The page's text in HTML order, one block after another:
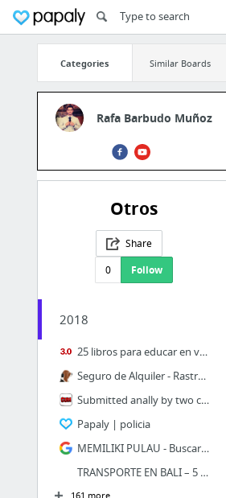
Categories Similar Boards
Rafa Barbudo Muñoz
Otros
Share
0
Follow
2018
25 libros para educar en valores | EDUCACIÓN 3.0
Seguro de Alquiler - Rastreator.com™
Submitted anally by two crazy apes | Cumlouder.com
Papaly | policia
MEMILIKI PULAU - Buscar con Google
TRANSPORTE EN BALI – 5 OPCIONES, cual es la mejor? – TravelAnika
161 more